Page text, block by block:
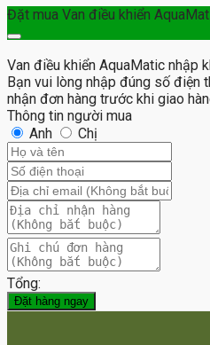
Đặt mua Van điều khiển
Van điều khiển AquaMatic nhập
Bạn vui lòng nhập đúng số điện
nhận đơn hàng trước khi giao
Thông tin người mua
Anh
Chị
Tổng:
Đặt hàng ngay